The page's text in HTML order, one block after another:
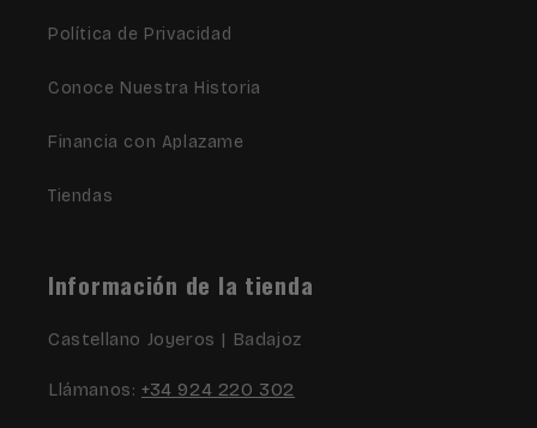
Política de Privacidad
Conoce Nuestra Historia
Financia con Aplazame
Tiendas
Información de la tienda
Castellano Joyeros | Badajoz
Llámanos: +34 924 220 302